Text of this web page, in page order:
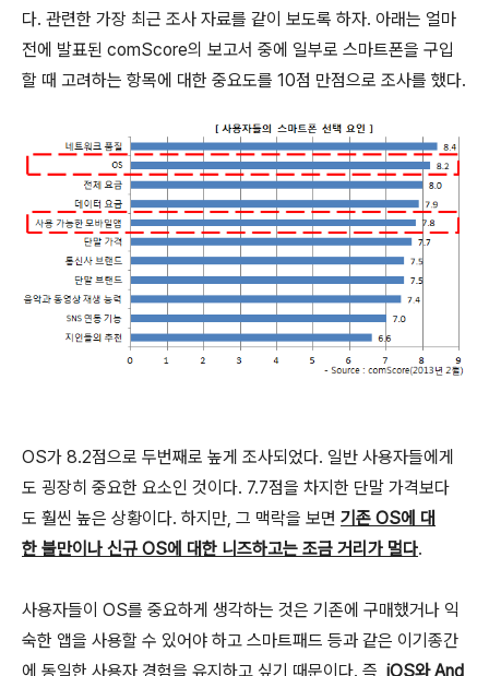
다. 관련한 가장 최근 조사 자료를 같이 보도록 하자. 아래는 얼마
전에 발표된 comScore의 보고서 중에 일부로 스마트폰을 구입
할 때 고려하는 항목에 대한 중요도를 10점 만점으로 조사를 했다.
OS가 8.2점으로 두번째로 높게 조사되었다. 일반 사용자들에게
도 굉장히 중요한 요소인 것이다. 7.7점을 차지한 단말 가격보다
도 훨씬 높은 상황이다. 하지만, 그 맥락을 보면 기존 OS에 대
한 불만이나 신규 OS에 대한 니즈하고는 조금 거리가 멀다.
사용자들이 OS를 중요하게 생각하는 것은 기존에 구매했거나 익
숙한 앱을 사용할 수 있어야 하고 스마트패드 등과 같은 이기종간
에 동일한 사용자 경험을 유지하고 싶기 때문이다. 즉, iOS와 And